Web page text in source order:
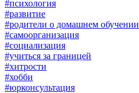
#психология
#развитие
#родители о домашнем обучении
#самоорганизация
#социализация
#учиться за границей
#хитрости
#хобби
#юрконсультация